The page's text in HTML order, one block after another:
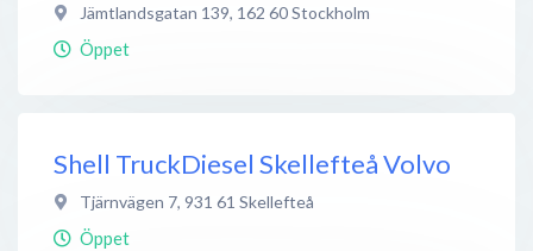
Jämtlandsgatan 139, 162 60Stockholm
Öppet
Shell TruckDiesel Skellefteå Volvo
Tjärnvägen 7, 931 61 Skellefteå
Öppet